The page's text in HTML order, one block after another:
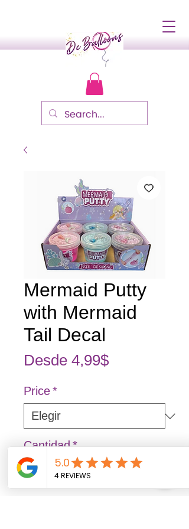
Mermaid Putty
with Mermaid
Tail Decal
Desde 4,99$Precio de
Price*
Cantidad*